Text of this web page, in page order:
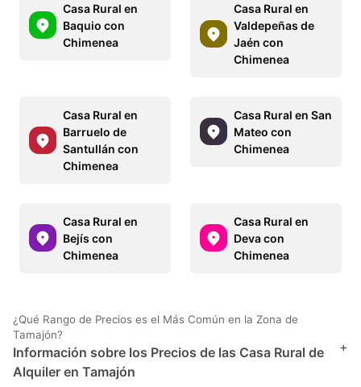
Casa Rural en
Baquio con
Chimenea
Casa Rural en
Valdepeñas de
Jaén con
Chimenea
Casa Rural en
Barruelo de
Santullán con
Chimenea
Casa Rural en San
Mateo con
Chimenea
Casa Rural en
Bejís con
Chimenea
Casa Rural en
Deva con
Chimenea
¿Qué Rango de Precios es el Más Común en la Zona de
Tamajón?
Información sobre los Precios de las Casa Rural de
Alquiler en Tamajón
+